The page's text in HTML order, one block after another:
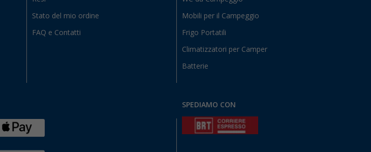
Stato del mio ordine
FAQ e Contatti
Mobili per il Campeggio
Frigo Portatili
Climatizzatori per Camper
Batterie
SPEDIAMO CON